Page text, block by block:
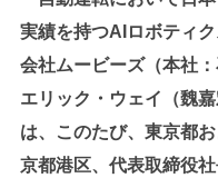
e
b
o
o
k
e
dI
n
y
n
k
実績を持つAIロボティ
会社ムービーズ（本社
エリック・ウェイ（魏
は、このたび、東京都
京都港区、代表取締役